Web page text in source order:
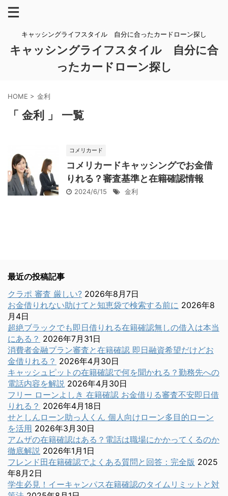
キャッシングライフスタイル 自分に合ったカードローン探し
キャッシングライフスタイル 自分に合
ったカードローン探し
HOME > 金利
「 金利 」 一覧
コメリカード
コメリカードキャッシングでお金借
りれる？審査基準と在籍確認情報
2024/6/15 金利
最近の投稿記事
クラポ 審査 厳しい? 2026年8月7日
お金借りれない助けてと知恵袋で検索する前に 2026年8
月4日
超絶ブラックでも即日借りれる在籍確認無しの借入は本当
にある？ 2026年7月31日
消費者金融プラン審査と在籍確認 即日融資希望だけどお
金借りれる？ 2026年4月30日
キャッシュピットの在籍確認で何を聞かれる？勤務先への
電話内容を解説 2026年4月30日
フリー ローンよしき 在籍確認 お金借りる審査不安即日借
りれる？ 2026年4月18日
せとしんローン助っ人くん 個人向けローン多目的ローン
を活用 2026年3月30日
アムザの在籍確認はある？電話は職場にかかってくるのか
徹底解説 2026年1月1日
フレンド田在籍確認でよくある質問と回答：完全版 2025
年8月2日
学生必見！イーキャンパス在籍確認のタイムリミットと対